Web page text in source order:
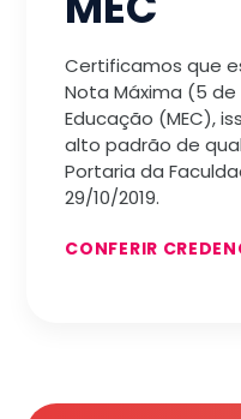
Certificamos que
Nota Máxima (5
Educação (MEC),
alto padrão de
Portaria da
29/10/2019.
CONFERIR